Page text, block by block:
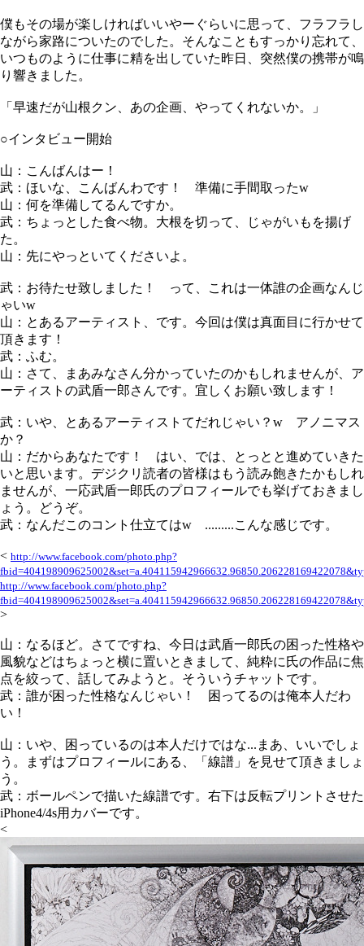
僕もその場が楽しければいいやーぐらいに思って、フラフラし
ながら家路についたのでした。そんなこともすっかり忘れて、
いつものように仕事に精を出していた昨日、突然僕の携帯が鳴
り響きました。
「早速だが山根クン、あの企画、やってくれないか。」
○インタビュー開始
山：こんばんはー！
武：ほいな、こんばんわです！ 準備に手間取ったw
山：何を準備してるんですか。
武：ちょっとした食べ物。大根を切って、じゃがいもを揚げ
た。
山：先にやっといてくださいよ。
武：お待たせ致しました！ って、これは一体誰の企画なんじ
ゃいw
山：とあるアーティスト、です。今回は僕は真面目に行かせて
頂きます！
武：ふむ。
山：さて、まあみなさん分かっていたのかもしれませんが、ア
ーティストの武盾一郎さんです。宜しくお願い致します！
武：いや、とあるアーティストてだれじゃい？w アノニマス
か？
山：だからあなたです！ はい、では、とっとと進めていきた
いと思います。デジクリ読者の皆様はもう読み飽きたかもしれ
ませんが、一応武盾一郎氏のプロフィールでも挙げておきまし
ょう。どうぞ。
武：なんだこのコント仕立てはw .........こんな感じです。
< http://www.facebook.com/photo.php?
http://www.facebook.com/photo.php?
>
山：なるほど。さてですね、今日は武盾一郎氏の困った性格や
風貌などはちょっと横に置いときまして、純粋に氏の作品に焦
点を絞って、話してみようと。そういうチャットです。
武：誰が困った性格なんじゃい！ 困ってるのは俺本人だわ
い！
山：いや、困っているのは本人だけではな...まあ、いいでしょ
う。まずはプロフィールにある、「線譜」を見せて頂きましょ
う。
武：ボールペンで描いた線譜です。右下は反転プリントさせた
iPhone4/4s用カバーです。
<